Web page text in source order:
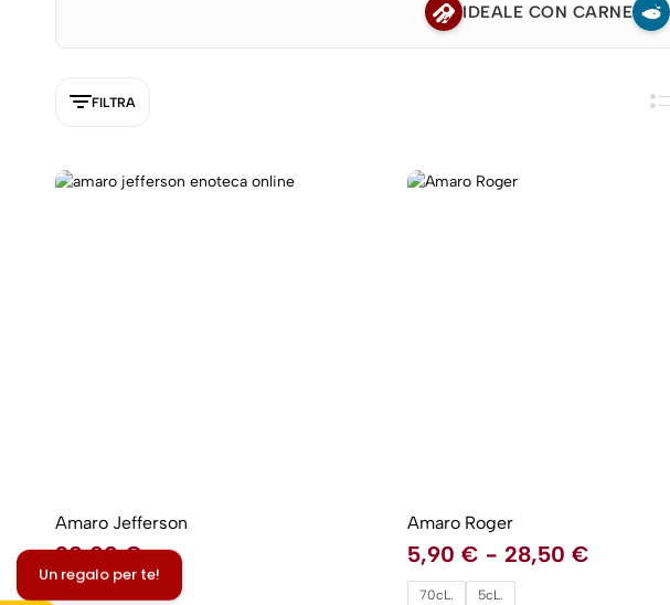
IDEALE CON CARNE
FILTRA
Amaro Jefferson
30,00€
Amaro Roger
5,90 € - 28,50 €
70cL. 5cL.
Un regalo per te!